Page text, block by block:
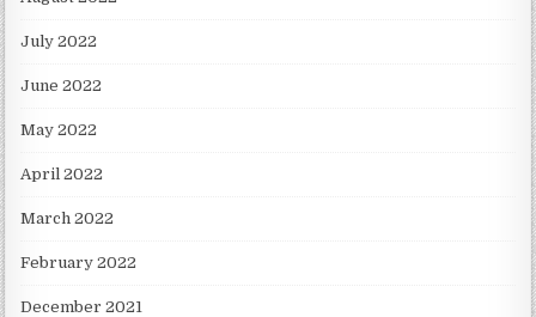
July 2022
June 2022
May 2022
April 2022
March 2022
February 2022
December 2021